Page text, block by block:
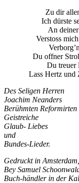
Zu dir
Ich dürste
An
Verstoss
Du offner
Du treuer
Lass Hertz und
Des Seligen Herren
Joachim Neanders
Berühmten Reformirten
Geistreiche
Glaub- Liebes
und
Bundes-Lieder.
Gedruckt in
Bey Samuel
Buch-händler in der